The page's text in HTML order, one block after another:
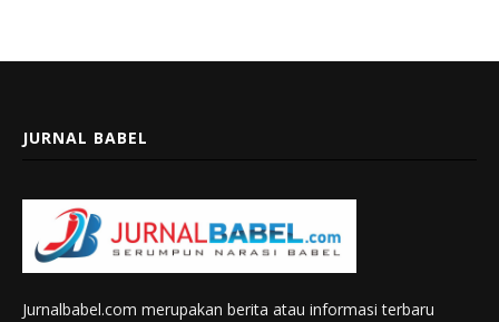
JURNAL BABEL
Jurnalbabel.com merupakan berita atau informasi terbaru